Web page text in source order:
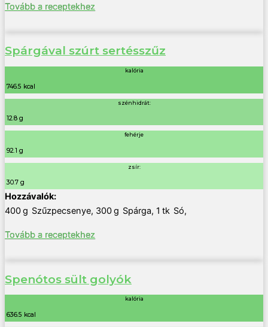
Tovább a receptekhez
Spárgával szúrt sertésszűz
kalória
746.5 kcal
szénhidrát:
12.8 g
fehérje
92.1 g
zsír:
30.7 g
400g Szűzpecsenye, 300g Spárga, 1 tk Só,
Tovább a receptekhez
Spenótos sült golyók
kalória
636.5 kcal